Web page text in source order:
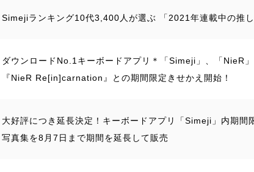
Simejiランキング10代3,400人が選ぶ 「2021年連載中の推し
ダウンロードNo.1キーボードアプリ＊「Simeji」、「NieR
『NieR Re[in]carnation』との期間限定きせかえ開始！
大好評につき延長決定！キーボードアプリ「Simeji」内期
写真集を8月7日まで期間を延長して販売